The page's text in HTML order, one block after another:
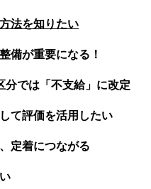
法を知りたい
備が重要になる！
分では「不支給」に改定
て評価を活用したい
、定着につながる